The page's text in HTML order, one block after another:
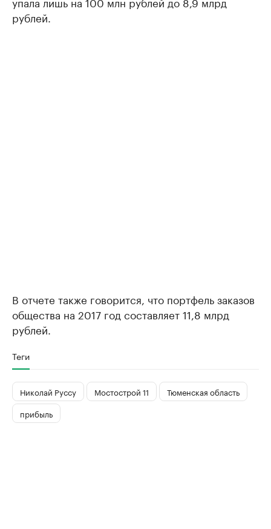
рублей.
В отчете также говорится, что портфель заказов
общества на 2017 год составляет 11,8 млрд
рублей.
Теги
Николай Руссу Мостострой 11
Тюменская область
прибыль